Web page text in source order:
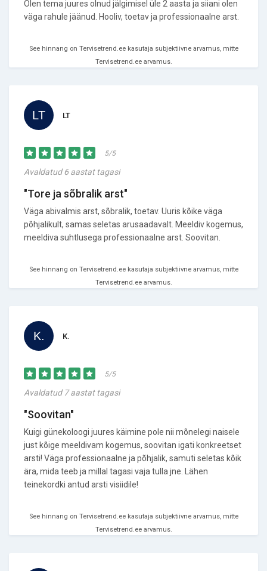
Olen tema juures olnud jälgimisel üle 2 aasta ja siiani olen
väga rahule jäänud. Hooliv, toetav ja professionaalne arst.
See hinnang on Tervisetrend.ee kasutaja subjektiivne arvamus, mitte
Tervisetrend.ee arvamus.
LT
5/5
Avaldatud 6 aastat tagasi
"Tore ja sõbralik arst"
Väga abivalmis arst, sõbralik, toetav. Uuris kõike väga
põhjalikult, samas seletas arusaadavalt. Meeldiv kogemus,
meeldiva suhtlusega professionaalne arst. Soovitan.
See hinnang on Tervisetrend.ee kasutaja subjektiivne arvamus, mitte
Tervisetrend.ee arvamus.
K.
5/5
Avaldatud 7 aastat tagasi
"Soovitan"
Kuigi günekoloogi juures käimine pole nii mõnelegi naisele
just kõige meeldivam kogemus, soovitan igati konkreetset
arsti! Väga professionaalne ja põhjalik, samuti seletas kõik
ära, mida teeb ja millal tagasi vaja tulla jne. Lähen
teinekordki antud arsti visiidile!
See hinnang on Tervisetrend.ee kasutaja subjektiivne arvamus, mitte
Tervisetrend.ee arvamus.